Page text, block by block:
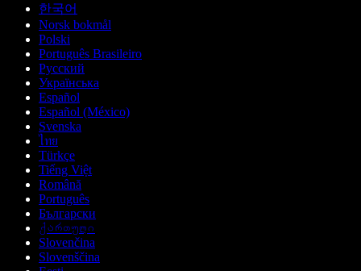
한국어
Norsk bokmål
Polski
Português Brasileiro
Русский
Українська
Español
Español (México)
Svenska
ไทย
Türkçe
Tiếng Việt
Română
Português
Български
ქართული
Slovenčina
Slovenščina